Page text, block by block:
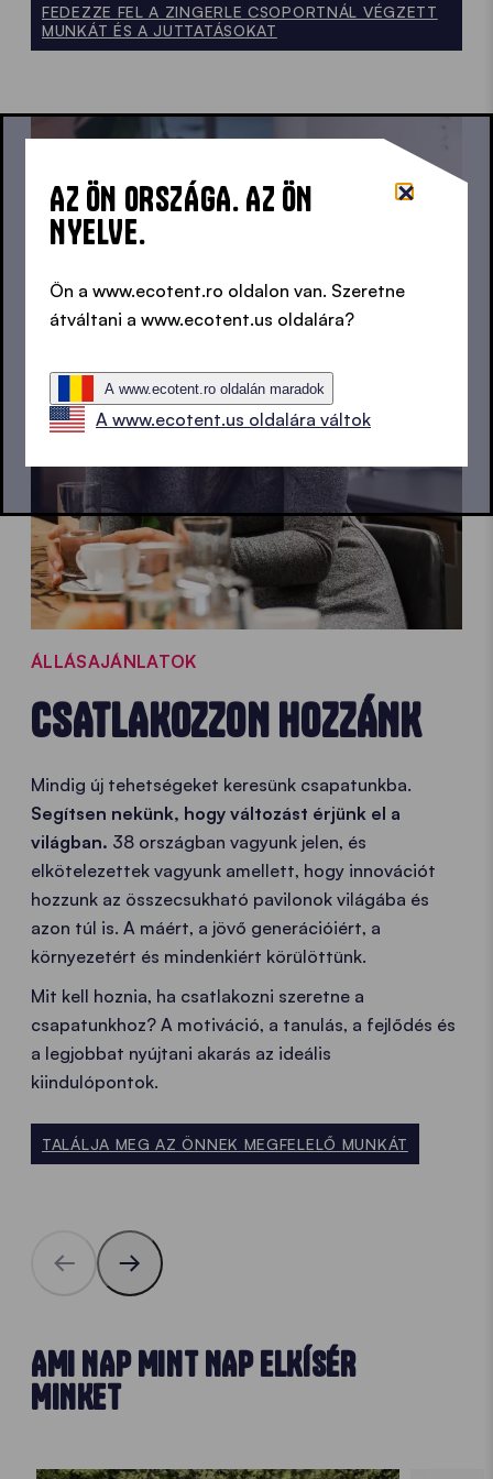
FEDEZZE FEL A ZINGERLE CSOPORTNÁL VÉGZETT
MUNKÁT ÉS A JUTTATÁSOKAT
ÁLLÁSAJÁNLATOK
CSATLAKOZZON HOZZÁNK
Mindig új tehetségeket keresünk csapatunkba.
Segítsen nekünk, hogy változást érjünk el a
világban. 38 országban vagyunk jelen, és
elkötelezettek vagyunk amellett, hogy innovációt
hozzunk az összecsukható pavilonok világába és
azon túl is. A máért, a jövő generációiért, a
környezetért és mindenkiért körülöttünk.
Mit kell hoznia, ha csatlakozni szeretne a
csapatunkhoz? A motiváció, a tanulás, a fejlődés és
a legjobbat nyújtani akarás az ideális
kiindulópontok.
TALÁLJA MEG AZ ÖNNEK MEGFELELŐ MUNKÁT
AMI NAP MINT NAP ELKÍSÉR
MINKET
AZ ÖN ORSZÁGA. AZ ÖN
NYELVE.
Ön a www.ecotent.ro oldalon van. Szeretne
átváltani a www.ecotent.us oldalára?
A www.ecotent.ro oldalán maradok
A www.ecotent.us oldalára váltok